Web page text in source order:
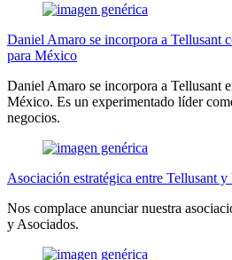
Daniel Amaro se incorpora a Tellusant
para México
Daniel Amaro se incorpora a Tellusant
México. Es un experimentado líder
negocios.
Asociación estratégica entre Tellusant y
Nos complace anunciar nuestra
y Asociados.